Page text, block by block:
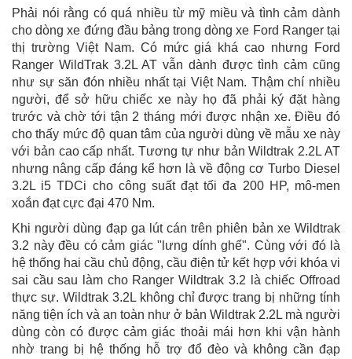
Phải nói rằng có quá nhiều từ mỹ miều và tình cảm dành
cho dòng xe đứng đầu bảng trong dòng xe Ford Ranger tại
thị trường Việt Nam. Có mức giá khá cao nhưng Ford
Ranger WildTrak 3.2L AT vẫn dành được tình cảm cũng
như sự săn đón nhiều nhất tại Việt Nam. Thậm chí nhiều
người, để sở hữu chiếc xe này họ đã phải ký đặt hàng
trước và chờ tới tận 2 tháng mới được nhận xe. Điều đó
cho thấy mức độ quan tâm của người dùng về mẫu xe này
với bản cao cấp nhất. Tương tự như bản Wildtrak 2.2L AT
nhưng nâng cấp đáng kể hơn là về động cơ Turbo Diesel
3.2L i5 TDCi cho công suất đạt tối đa 200 HP, mô-men
xoắn đạt cực đại 470 Nm.
Khi người dùng đạp ga lút cán trên phiên bản xe Wildtrak
3.2 này đều có cảm giác "lưng dính ghế". Cùng với đó là
hệ thống hai cầu chủ động, cầu điện tử kết hợp với khóa vi
sai cầu sau làm cho Ranger Wildtrak 3.2 là chiếc Offroad
thực sự. Wildtrak 3.2L không chỉ được trang bị những tính
năng tiện ích và an toàn như ở bản Wildtrak 2.2L mà người
dùng còn có được cảm giác thoải mái hơn khi vận hành
nhờ trang bị hệ thống hỗ trợ đổ đèo và không cần đạp